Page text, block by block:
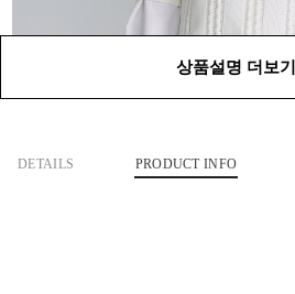
상품설명 더보기
DETAILS PRODUCT INFO